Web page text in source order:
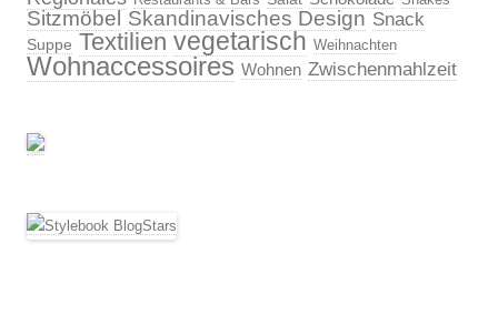
Sitzmöbel Skandinavisches Design Snack
Suppe Textilien vegetarisch Weihnachten
Wohnaccessoires Wohnen Zwischenmahlzeit